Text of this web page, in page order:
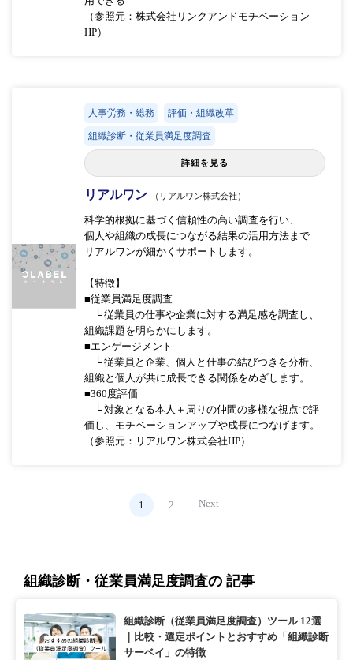
（参照元：株式会社リンクアンドモチベーション
HP）
人事労務・総務 評価・組織改革
組織診断・従業員満足度調査
詳細を見る
リアルワン （リアルワン株式会社）
科学的根拠に基づく信頼性の高い調査を行い、
個人や組織の成長につながる結果の活用方法まで
リアルワンが細かくサポートします。
【特徴】
■従業員満足度調査
└ 従業員の仕事や企業に対する満足感を調査し、
組織課題を明らかにします。
■エンゲージメント
└ 従業員と企業、個人と仕事の結びつきを分析、
組織と個人が共に成長できる関係をめざします。
■360度評価
└ 対象となる本人＋周りの仲間の多様な視点で評
価し、モチベーションアップや成長につなげます。
（参照元：リアルワン株式会社HP）
1 2 Next
組織診断・従業員満足度調査の 記事
組織診断（従業員満足度調査）ツール 12選
｜比較・選定ポイントとおすすめ「組織診断
サーベイ」の特徴